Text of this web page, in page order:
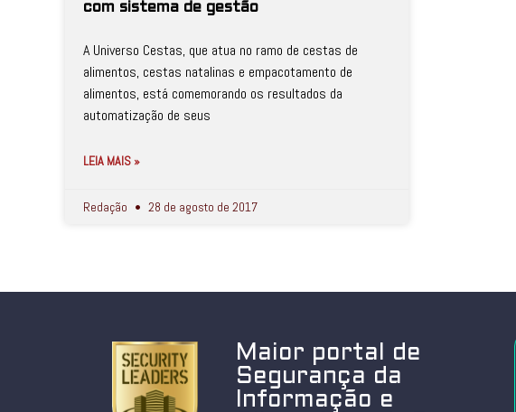
com sistema de gestão
A Universo Cestas, que atua no ramo de cestas de
alimentos, cestas natalinas e empacotamento de
alimentos, está comemorando os resultados da
automatização de seus
LEIA MAIS »
Redação 28 de agosto de 2017
Maior portal de
Segurança da
Informação e